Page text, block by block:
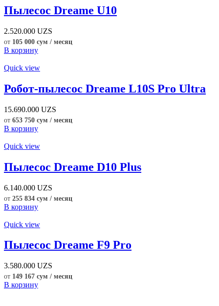
Пылесос Dreame U10
2.520.000 UZS
от 105 000 сум / месяц
В корзину
Quick view
Робот-пылесос Dreame L10S Pro Ultra
15.690.000 UZS
от 653 750 сум / месяц
В корзину
Quick view
Пылесос Dreame D10 Plus
6.140.000 UZS
от 255 834 сум / месяц
В корзину
Quick view
Пылесос Dreame F9 Pro
3.580.000 UZS
от 149 167 сум / месяц
В корзину